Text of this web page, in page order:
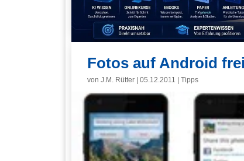
Fotos auf Android
von J.M. Rütter 05.12.2011 Tipps